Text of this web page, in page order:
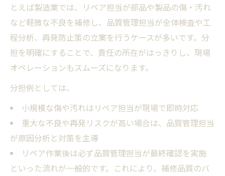
とえば製造業では、リペア担当が部品や製品の傷・汚れ
など軽微な不良を補修し、品質管理担当が全体検査や工
程分析、再発防止策の立案を行うケースが多いです。分
担を明確にすることで、責任の所在がはっきりし、現場
オペレーションもスムーズになります。
分担例としては、
小規模な傷や汚れはリペア担当が現場で即時対応
重大な不良や再発リスクが高い場合は、品質管理担当
が原因分析と対策を主導
リペア作業後は必ず品質管理担当が最終確認を実施
といった流れが一般的です。これにより、補修品質のバ